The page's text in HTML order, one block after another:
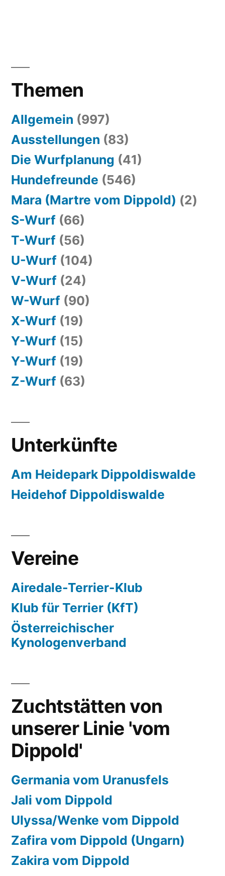
Themen
Allgemein (997)
Ausstellungen (83)
Die Wurfplanung (41)
Hundefreunde (546)
Mara (Martre vom Dippold) (2)
S-Wurf (66)
T-Wurf (56)
U-Wurf (104)
V-Wurf (24)
W-Wurf (90)
X-Wurf (19)
Y-Wurf (15)
Y-Wurf (19)
Z-Wurf (63)
Unterkünfte
Am Heidepark Dippoldiswalde
Heidehof Dippoldiswalde
Vereine
Airedale-Terrier-Klub
Klub für Terrier (KfT)
Österreichischer
Kynologenverband
Zuchtstätten von
unserer Linie 'vom
Dippold'
Germania vom Uranusfels
Jali vom Dippold
Ulyssa/Wenke vom Dippold
Zafira vom Dippold (Ungarn)
Zakira vom Dippold